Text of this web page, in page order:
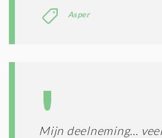
Asper
Mijn deelneming…